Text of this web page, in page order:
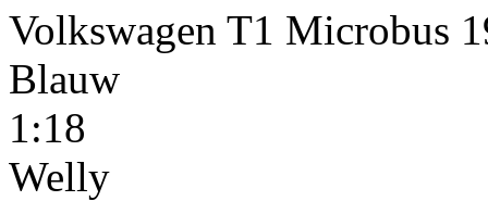
Volkswagen T1 Microbus
Blauw
1:18
Welly